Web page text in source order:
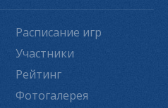
Расписание игр
Участники
Рейтинг
Фотогалерея